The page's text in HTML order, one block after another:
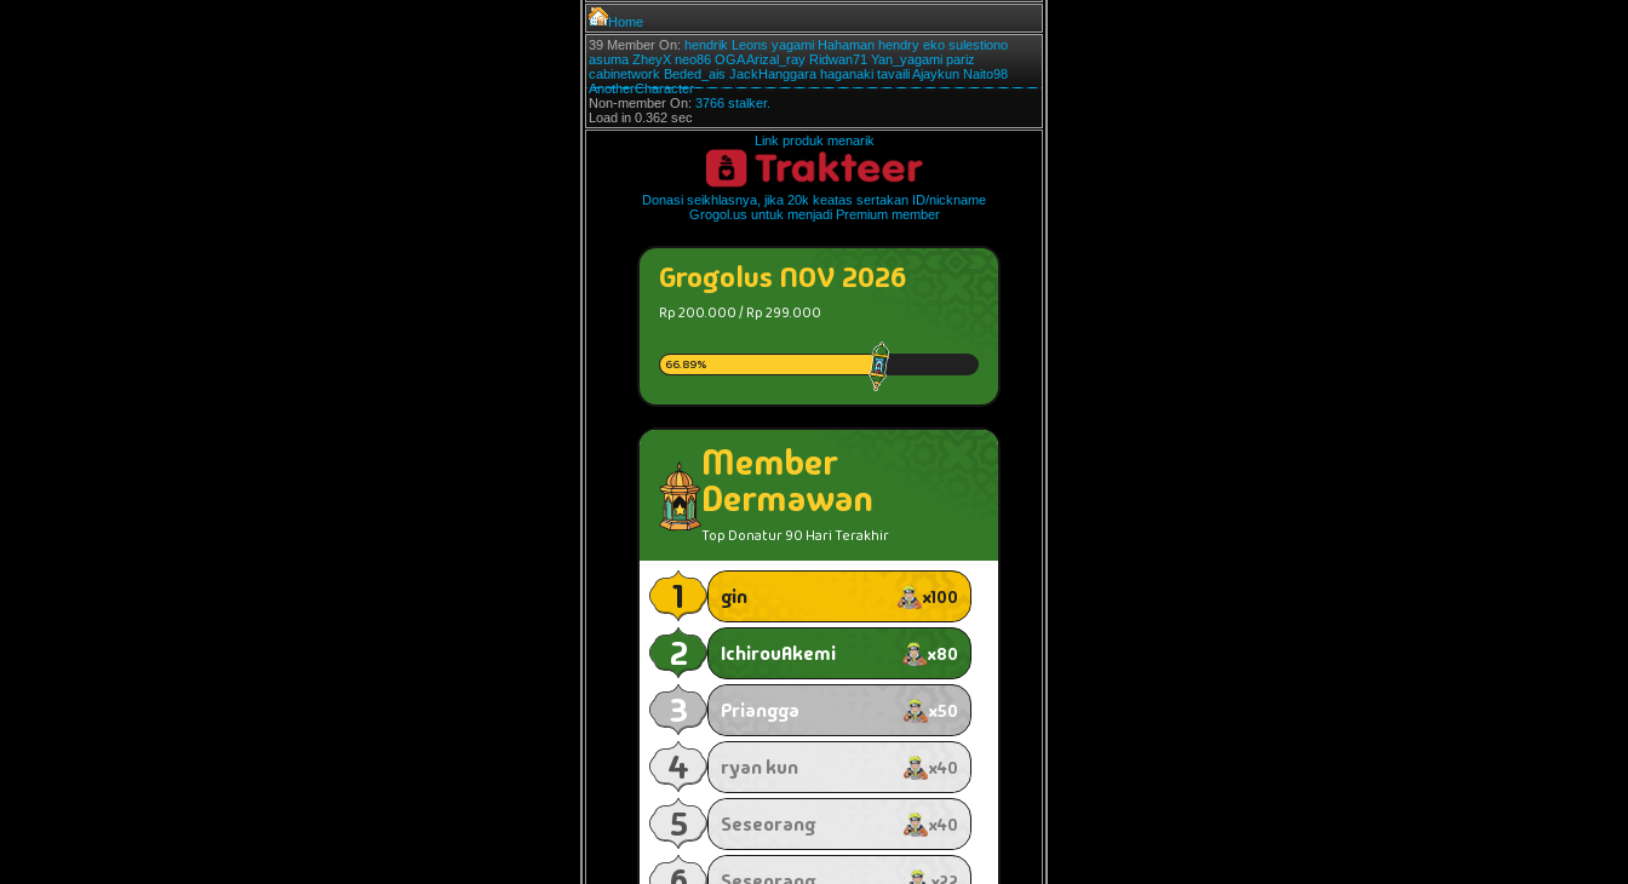
Home
39 Member On: hendrik Leons yagami Hahaman hendry eko sulestiono
asuma ZheyX neo86 OGAArizal_ray Ridwan71 Yan_yagami pariz
cabinetwork Beded_ais JackHanggara haganaki tavailiAjaykun Naito98
AnotherCharacter
Non-member On: 3766 stalker.
Load in 0.362 sec
Link produk menarik
Donasi seikhlasnya, jika 20k keatas sertakan ID/nickname
Grogol.us untuk menjadi Premium member